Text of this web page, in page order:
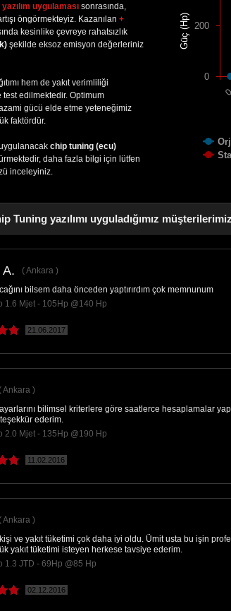
yazılım uygulaması sonrasında,
öngörmekteyiz. Kazanılan +
kesinlike çevreye rahatsızlık
şekilde eksoz emisyon değerleriniz
hem de yakıt verimliliği
test edilmektedir. Optimum
gücü elde etme yeteneğimiz
faktördür.
chip tuning (ecu)
daha fazla bilgi için lütfen
inceleyiniz.
Güç (Hp)
0
0
200
Tuning yazılımı uyguladığımız müşterilerimiz
A.
Ankara
bilsem daha önceden yaptırırdım çok memnunum
1.6 Mjet - 105Hp @140 Hp
21.06.2017
Ankara
ayarlarını bilimsel kriterlere göre saatlerce hesaplamalar
ederim.
2.0 Mjet - 135Hp @190 Hp
11.02.2016
Ankara
ve yakıt tüketimi çok daha iyi oldu. Ümit usta bu işin
yakıt tüketimi isteyen herkese tavsiye ederim.
1.3 JTD - 69Hp @85 Hp
02.12.2016